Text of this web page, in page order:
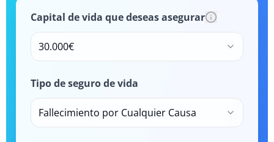
Capital de vida que deseas asegurar
30.000€
Tipo de seguro de vida
Fallecimiento por Cualquier Causa